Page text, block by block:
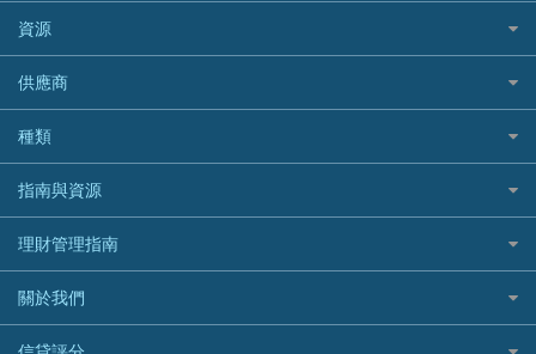
Promise 邦民日本財務
Rabbit Credit月兔信貸
Standard Chartered 渣打銀行
UA 亞洲聯合財務
WeLab Bank
WeLend 貸款
SIM
Airwallex信用卡
樓宇火險
澳洲旅遊保險及資訊
長者嘆世界
家庭親子遊
自駕遊比較
相機有得保
專為孕婦設計的最佳旅遊保險
最佳滑雪旅遊保險
最適合BB的旅遊保險
中國銀行
Bolttech 保特
Blue Cross 藍十字
中國平安
HSBC滙豐銀行
MSIG 三井住友
Prudential 保誠
QBE 昆士蘭
bolttech保障汽車保險
Zurich蘇黎世汽車保險
QBE昆士蘭汽車保險
平安汽車保險
老虎證券
uSMART 盈立證券
華盛証券
長橋證券
WeBull微牛證券
漲樂全球通｜華泰國際
OSL
富途牛牛好唔好？
Webull微牛證券好唔好？
Longbridge長橋證券好唔好？
老虎證券好唔好？
華盛証券好唔好？
漲樂全球通好唔好？
IB盈透證券好唔好？
盈立證券 uSMART 好唔好？
Stashaway好唔好？
資源
股票戶口開戶
證券行邊間好？
港股5隻高息ETF精選
什麼是ETF？
香港30大高息股排行
黃金ETF懶人包
最值得注意的比特幣ETF
選股策略：五步調查攻略
供應商
銀行戶口比較
尊尚銀行戶口
Citi Plus
中信銀行inMotion
Airwallex銀行
種類
定期存款
港元定存
人民幣定存
美元定存
英鎊定存
指南與資源
理財資訊
識慳識賺
債務管理
投資理財
理財管理指南
常用相關詞彙
MoneyHero電子報
關於我們
服務承諾